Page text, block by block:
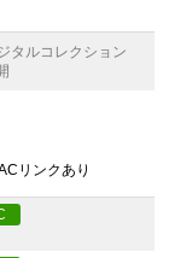
タルコレクション
リンクあり